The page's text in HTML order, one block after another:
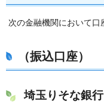
次の金融機関において口
（振込口座）
埼玉りそな銀行